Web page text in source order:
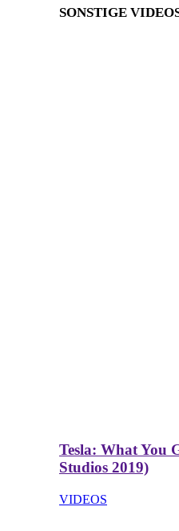
SONSTIGE
Tesla: What You
Studios 2019)
VIDEOS